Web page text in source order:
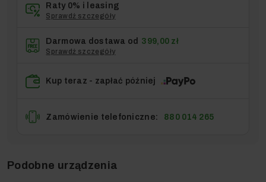
Raty 0% i leasing
Sprawdź szczegóły
Darmowa dostawa od 399,00 zł
Sprawdź szczegóły
Kup teraz - zapłać później
Zamówienie telefoniczne: 880 014 265
Podobne urządzenia